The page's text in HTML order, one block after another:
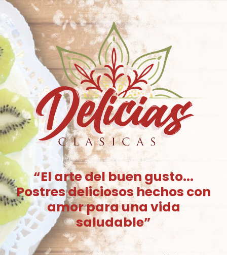
“El arte del buen gusto...
Postres deliciosos hechos con
amor para una vida
saludable”